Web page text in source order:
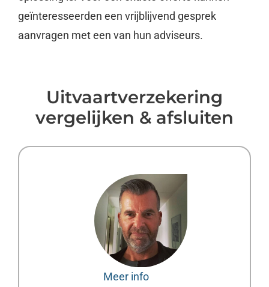
geïnteresseerden een vrijblijvend gesprek
aanvragen met een van hun adviseurs.
Uitvaartverzekering
vergelijken & afsluiten
Meer info